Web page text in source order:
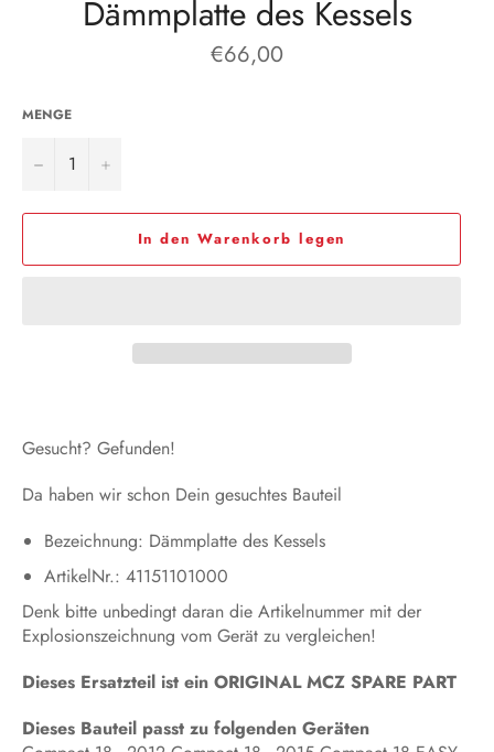
Dämmplatte des Kessels
Normaler
Preis
€66,00
MENGE
− +
In den Warenkorb legen
Gesucht? Gefunden!
Da haben wir schon Dein gesuchtes Bauteil
Bezeichnung: Dämmplatte des Kessels
ArtikelNr.: 41151101000
Denk bitte unbedingt daran die Artikelnummer mit der
Explosionszeichnung vom Gerät zu vergleichen!
Dieses Ersatzteil ist ein ORIGINAL MCZ SPARE PART
Dieses Bauteil passt zu folgenden Geräten